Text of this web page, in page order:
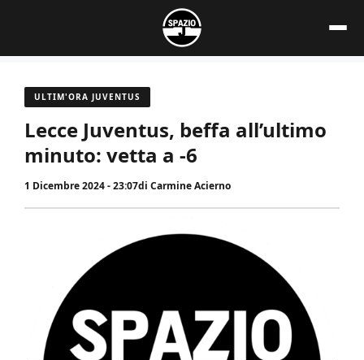
contenuto
ULTIM'ORA JUVENTUS
Lecce Juventus, beffa all’ultimo
minuto: vetta a -6
1 Dicembre 2024 - 23:07di Carmine Acierno